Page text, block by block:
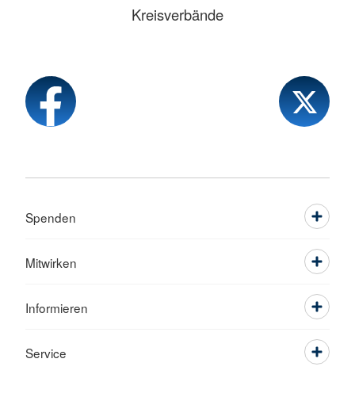
Kreisverbände
Spenden
Mitwirken
Informieren
Service